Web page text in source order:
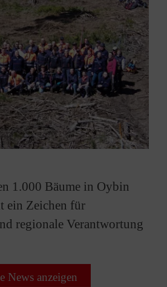
1.000 Bäume in Oybin
ein Zeichen für
regionale Verantwortung
News anzeigen